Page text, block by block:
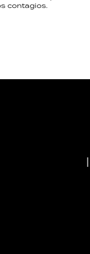
contagios.